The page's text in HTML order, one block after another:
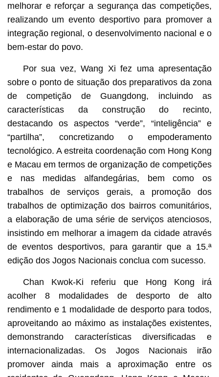
melhorar e reforçar a segurança das competições,
realizando um evento desportivo para promover a
integração regional, o desenvolvimento nacional e o
bem-estar do povo.
Por sua vez, Wang Xi fez uma apresentação
sobre o ponto de situação dos preparativos da zona
de competição de Guangdong, incluindo as
características da construção do recinto,
destacando os aspectos “verde”, “inteligência” e
“partilha”, concretizando o empoderamento
tecnológico. A estreita coordenação com Hong Kong
e Macau em termos de organização de competições
e nas medidas alfandegárias, bem como os
trabalhos de serviços gerais, a promoção dos
trabalhos de optimização dos bairros comunitários,
a elaboração de uma série de serviços atenciosos,
insistindo em melhorar a imagem da cidade através
de eventos desportivos, para garantir que a 15.ª
edição dos Jogos Nacionais conclua com sucesso.
Chan Kwok-Ki referiu que Hong Kong irá
acolher 8 modalidades de desporto de alto
rendimento e 1 modalidade de desporto para todos,
aproveitando ao máximo as instalações existentes,
demonstrando características diversificadas e
internacionalizadas. Os Jogos Nacionais irão
promover ainda mais a aproximação entre os